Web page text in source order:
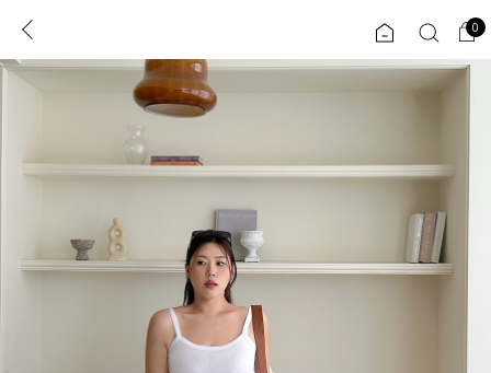
로그인 0
CATEGORY COMMUNITY
익스클루시브
0